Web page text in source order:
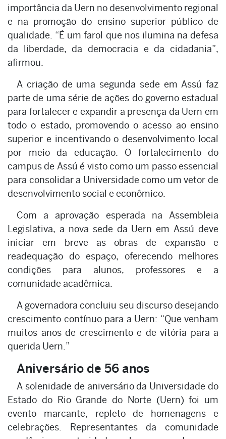
importância da Uern no desenvolvimento regional
e na promoção do ensino superior público de
qualidade. “É um farol que nos ilumina na defesa
da liberdade, da democracia e da cidadania”,
afirmou.
A criação de uma segunda sede em Assú faz
parte de uma série de ações do governo estadual
para fortalecer e expandir a presença da Uern em
todo o estado, promovendo o acesso ao ensino
superior e incentivando o desenvolvimento local
por meio da educação. O fortalecimento do
campus de Assú é visto como um passo essencial
para consolidar a Universidade como um vetor de
desenvolvimento social e econômico.
Com a aprovação esperada na Assembleia
Legislativa, a nova sede da Uern em Assú deve
iniciar em breve as obras de expansão e
readequação do espaço, oferecendo melhores
condições para alunos, professores e a
comunidade acadêmica.
A governadora concluiu seu discurso desejando
crescimento contínuo para a Uern: “Que venham
muitos anos de crescimento e de vitória para a
querida Uern.”
Aniversário de 56 anos
A solenidade de aniversário da Universidade do
Estado do Rio Grande do Norte (Uern) foi um
evento marcante, repleto de homenagens e
celebrações. Representantes da comunidade